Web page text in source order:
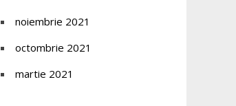
noiembrie 2021
octombrie 2021
martie 2021